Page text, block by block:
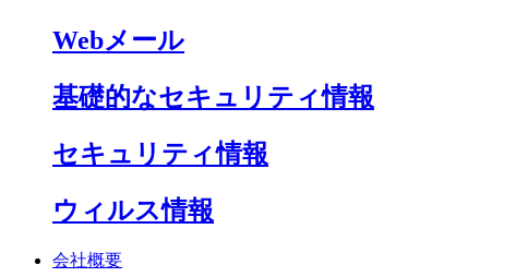
Webメール
基礎的なセキュリティ情報
セキュリティ情報
ウィルス情報
会社概要